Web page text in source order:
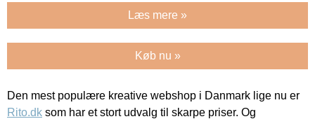
Læs mere »
Køb nu »
Den mest populære kreative webshop i Danmark lige nu er
Rito.dk som har et stort udvalg til skarpe priser. Og